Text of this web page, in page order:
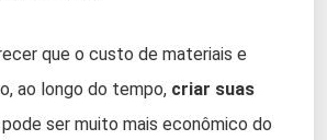
que o custo de materiais e
ao longo do tempo, criar suas
pode ser muito mais econômico do